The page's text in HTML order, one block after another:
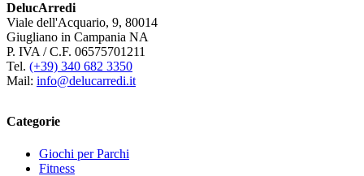
DelucArredi
Viale dell'Acquario, 9, 80014
Giugliano in Campania NA
P. IVA / C.F. 06575701211
Tel. (+39) 340 682 3350
Mail: info@delucarredi.it
Categorie
Giochi per Parchi
Fitness